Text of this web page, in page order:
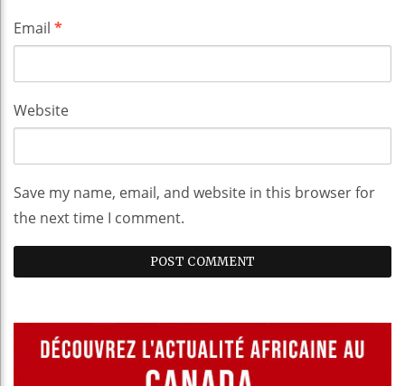
Email *
Website
Save my name, email, and website in this browser for
the next time I comment.